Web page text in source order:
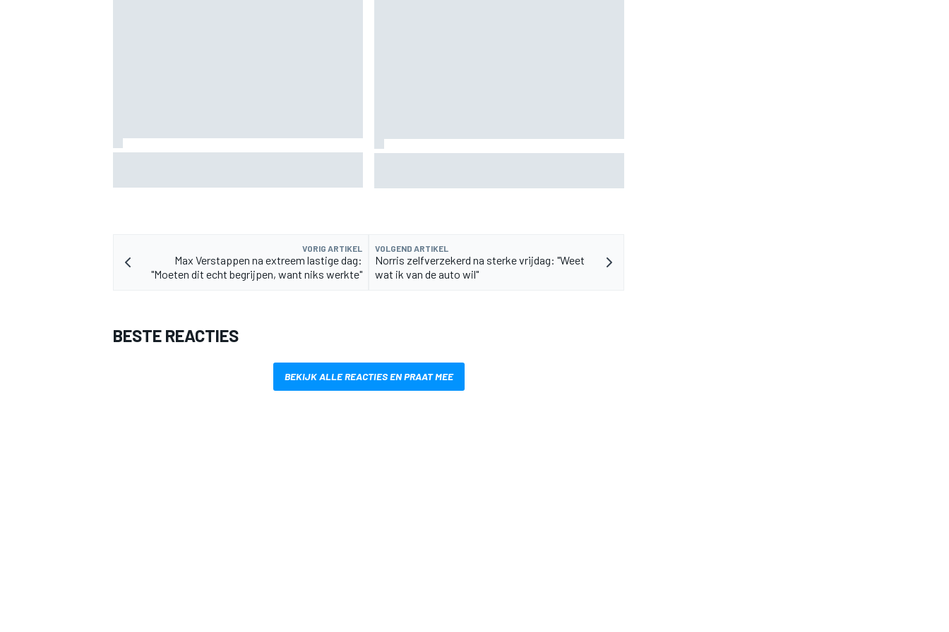
VORIG ARTIKEL
Max Verstappen na extreem lastige dag:
"Moeten dit echt begrijpen, want niks werkte"
VOLGEND ARTIKEL
Norris zelfverzekerd na sterke vrijdag: "Weet
wat ik van de auto wil"
BESTE REACTIES
BEKIJK ALLE REACTIES EN PRAAT MEE